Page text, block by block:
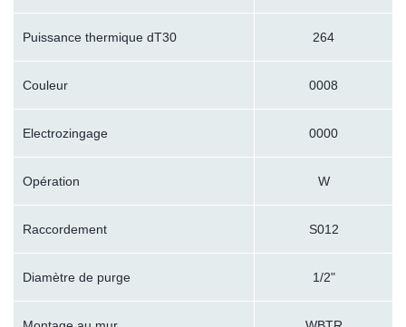
Puissance thermique dT30 264
Couleur 0008
Electrozingage 0000
Opération W
Raccordement S012
Diamètre de purge 1/2"